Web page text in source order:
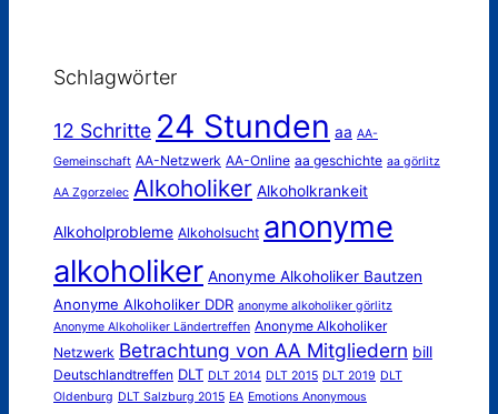
Schlagwörter
12 Schritte 24 Stunden aa AA-
Gemeinschaft AA-Netzwerk AA-Online aa geschichte aa görlitz
AA Zgorzelec Alkoholiker Alkoholkrankeit
Alkoholprobleme Alkoholsucht anonyme
alkoholiker Anonyme Alkoholiker Bautzen
Anonyme Alkoholiker DDR anonyme alkoholiker görlitz
Anonyme Alkoholiker Ländertreffen Anonyme Alkoholiker
Netzwerk Betrachtung von AA Mitgliedern bill
Deutschlandtreffen DLT DLT 2014 DLT 2015 DLT 2019 DLT
Oldenburg DLT Salzburg 2015 EA Emotions Anonymous